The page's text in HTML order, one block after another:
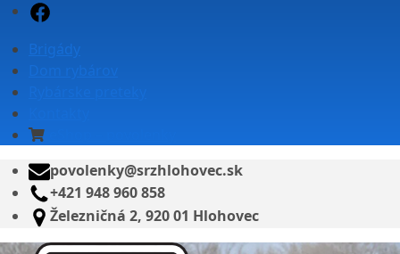
Skip
content
Facebook
Brigády
Dom rybárov
povolenky@srzhlohovec.sk
+421 948 960 858
Železničná 2, 920 01 Hlohovec